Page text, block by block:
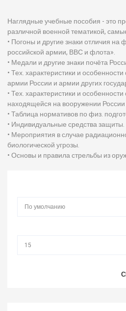
Наглядные учебные пособия - это
различной военной тематикой,
• Погоны и другие знаки отличия
российской армии, ВВС и флота».
• Медали и другие знаки почёта
• Тех. характеристики и
армии России и армии других
• Тех. характеристики и
находящейся на вооружении России
• Таблица нормативов по физ.
• Индивидуальные средства защиты.
• Мероприятия в случае
биологической угрозы.
• Основы и правила стрельбы из